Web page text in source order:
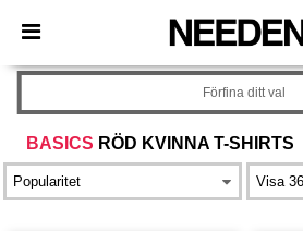
× Needen-app
Bättre priser i appen!
BASICS RÖD KVINNA T-SHIRTS
Förfina ditt val